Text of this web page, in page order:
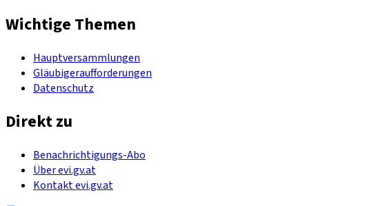
Wichtige Themen
Hauptversammlungen
Gläubigeraufforderungen
Datenschutz
Direkt zu
Benachrichtigungs-Abo
Über evi.gv.at
Kontakt evi.gv.at